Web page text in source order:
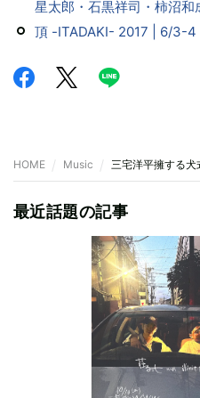
星太郎・石黒祥司・柿沼和
頂 -ITADAKI- 2017 | 6/3-4
HOME Music 三宅洋平擁する
最近話題の記事